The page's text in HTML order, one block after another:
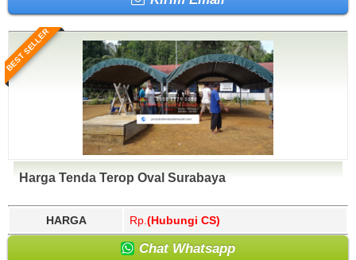
BEST SELLER
Harga Tenda Terop Oval Surabaya
HARGA Rp. (Hubungi CS)
Chat Whatsapp